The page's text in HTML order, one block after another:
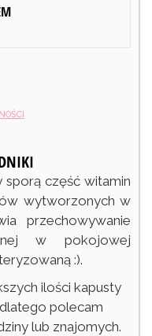
sporą część witamin
wytworzonych w
przechowywanie
w pokojowej
:).
ilości kapusty
polecam
lub znajomych.